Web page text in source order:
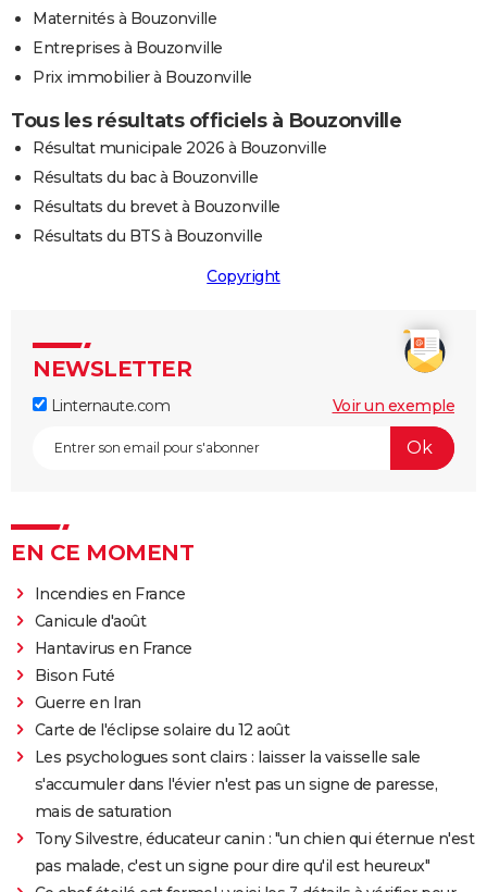
Maternités à Bouzonville
Entreprises à Bouzonville
Prix immobilier à Bouzonville
Tous les résultats officiels à Bouzonville
Résultat municipale 2026 à Bouzonville
Résultats du bac à Bouzonville
Résultats du brevet à Bouzonville
Résultats du BTS à Bouzonville
Copyright
NEWSLETTER
Linternaute.com Voir un exemple
EN CE MOMENT
Incendies en France
Canicule d'août
Hantavirus en France
Bison Futé
Guerre en Iran
Carte de l'éclipse solaire du 12 août
Les psychologues sont clairs : laisser la vaisselle sale
s'accumuler dans l'évier n'est pas un signe de paresse,
mais de saturation
Tony Silvestre, éducateur canin : "un chien qui éternue n'est
pas malade, c'est un signe pour dire qu'il est heureux"